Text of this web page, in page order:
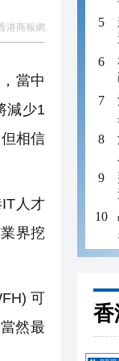
港商報網
當中
減少1
相信
人才
界挖
可
然最
香